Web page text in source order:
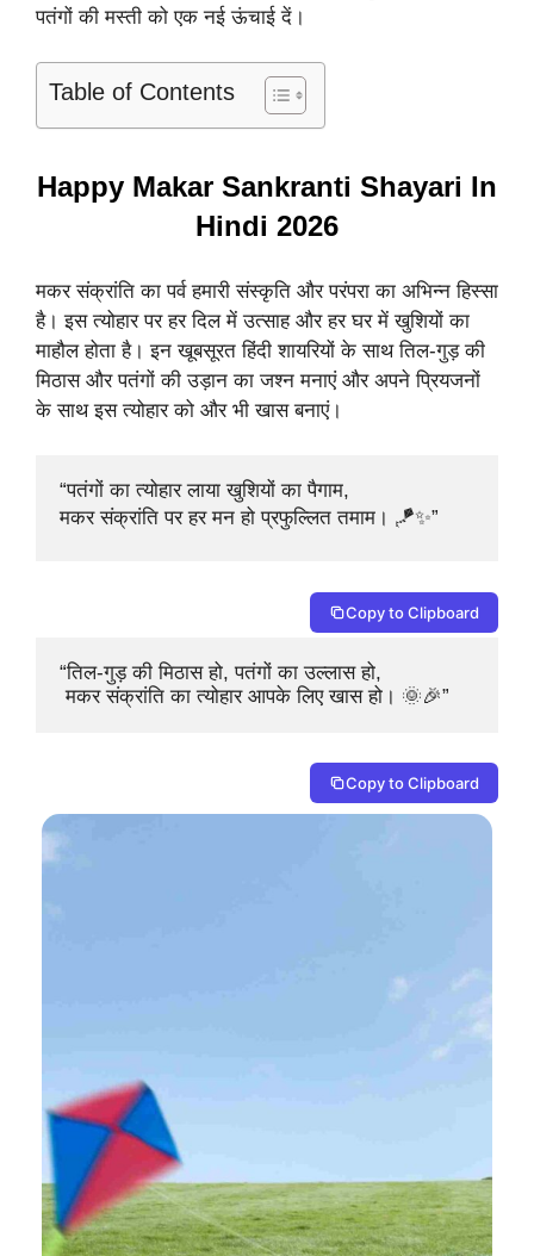
पतंगों की मस्ती को एक नई ऊंचाई दें।
Table of Contents
Happy Makar Sankranti Shayari In
Hindi 2026
मकर संक्रांति का पर्व हमारी संस्कृति और परंपरा का अभिन्न हिस्सा
है। इस त्योहार पर हर दिल में उत्साह और हर घर में खुशियों का
माहौल होता है। इन खूबसूरत हिंदी शायरियों के साथ तिल-गुड़ की
मिठास और पतंगों की उड़ान का जश्न मनाएं और अपने प्रियजनों
के साथ इस त्योहार को और भी खास बनाएं।
“पतंगों का त्योहार लाया खुशियों का पैगाम,
मकर संक्रांति पर हर मन हो प्रफुल्लित तमाम। 🪁✨”
Copy to Clipboard
“तिल-गुड़ की मिठास हो, पतंगों का उल्लास हो,
मकर संक्रांति का त्योहार आपके लिए खास हो। 🌞🎉”
Copy to Clipboard